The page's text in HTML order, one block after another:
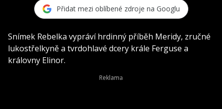
Přidat mezi oblíbené zdroje na Googlu
Snímek Rebelka vypráví hrdinný příběh Meridy, zručné
lukostřelkyně a tvrdohlavé dcery krále Ferguse a
královny Elinor.